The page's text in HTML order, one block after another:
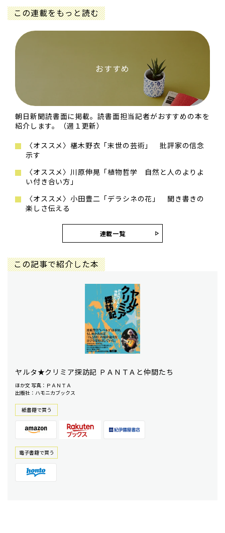
この連載をもっと読む
おすすめ
朝日新聞読書面に掲載。読書面担当記者がおすすめの本を
紹介します。（週１更新）
〈オススメ〉椹木野衣「末世の芸術」 批評家の信念
示す
〈オススメ〉川原伸晃「植物哲学 自然と人のよりよ
い付き合い方」
〈オススメ〉小田豊二「デラシネの花」 聞き書きの
楽しさ伝える
連載一覧
この記事で紹介した本
ヤルタ★クリミア探訪記 ＰＡＮＴＡと仲間たち
ほか文 写真：ＰＡＮＴＡ
出版社：ハモニカブックス
紙書籍で買う
電⼦書籍で買う